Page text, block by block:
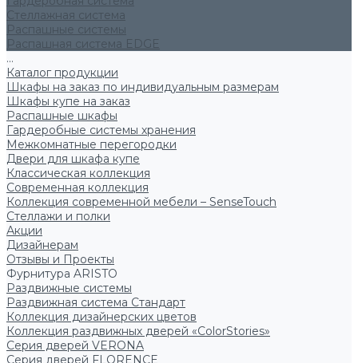
Стеллажная система
Распашные системы
Распашная система EDGE
...
Каталог продукции
Шкафы на заказ по индивидуальным размерам
Шкафы купе на заказ
Распашные шкафы
Гардеробные системы хранения
Межкомнатные перегородки
Двери для шкафа купе
Классическая коллекция
Современная коллекция
Коллекция современной мебели – SenseTouch
Стеллажи и полки
Акции
Дизайнерам
Отзывы и Проекты
Фурнитура ARISTO
Раздвижные системы
Раздвижная система Стандарт
Коллекция дизайнерских цветов
Коллекция раздвижных дверей «ColorStories»
Серия дверей VERONA
Серия дверей FLORENCE